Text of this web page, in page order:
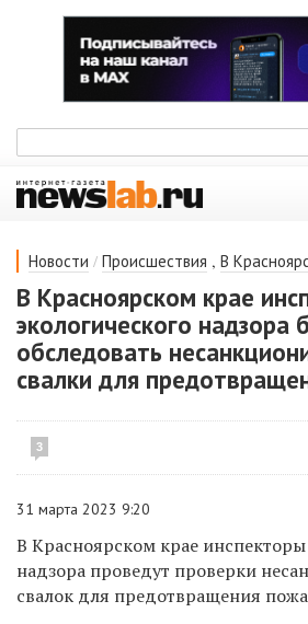
Новости / Происшествия , В
В Красноярском крае
экологического надзора
обследовать
свалки для
3
31 марта 2023 9:20
В Красноярском крае инспекторы
надзора проведут проверки
свалок для предотвращения